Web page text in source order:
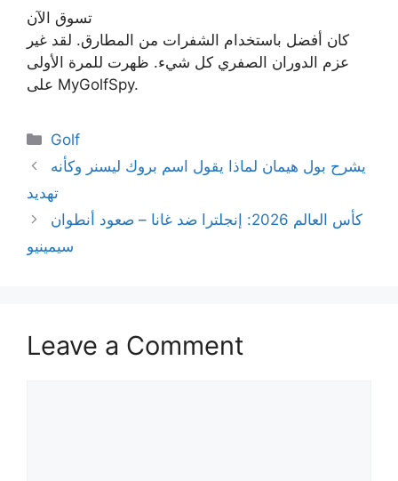
تسوق الآن
كان أفضل باستخدام الشفرات من المطارق. لقد غير
عزم الدوران الصفري كل شيء. ظهرت للمرة الأولى
على MyGolfSpy.
Categories
Golf
يشرح بول هيمان لماذا يقول اسم بروك ليسنر وكأنه
تهديد
كأس العالم 2026: إنجلترا ضد غانا – صعود أنطوان
سيمينيو
Leave a Comment